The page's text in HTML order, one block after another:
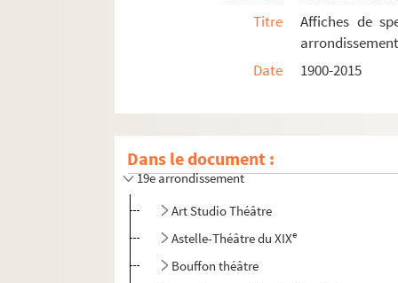
Titre
Affiches de
Date
1900-2015
Dans le document :
18e arrondissement
19e arrondissement
Art Studio Théâtre
Astelle-Théâtre du XIXe
Bouffon théâtre